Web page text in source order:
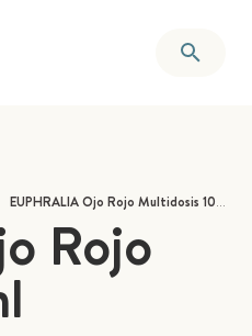
EUPHRALIA Ojo Rojo Multidosis 10 ml
Rojo